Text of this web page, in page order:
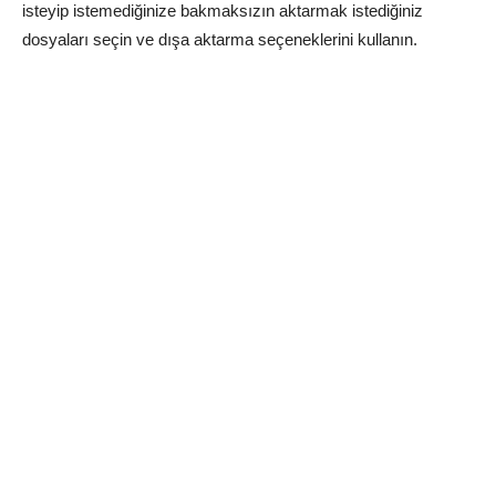
isteyip istemediğinize bakmaksızın aktarmak istediğiniz
dosyaları seçin ve dışa aktarma seçeneklerini kullanın.